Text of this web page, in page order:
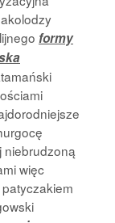
formy
niebrudzoną
więc